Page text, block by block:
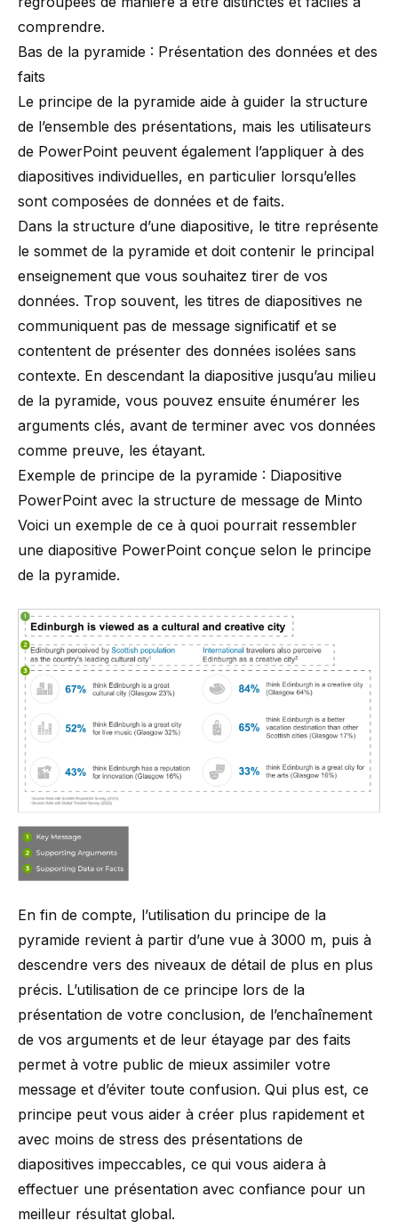
comprendre.
Bas de la pyramide : Présentation des données et des
faits
Le principe de la pyramide aide à guider la structure
de l’ensemble des présentations, mais les utilisateurs
de PowerPoint peuvent également l’appliquer à des
diapositives individuelles, en particulier lorsqu’elles
sont composées de données et de faits.
Dans la structure d’une diapositive, le titre représente
le sommet de la pyramide et doit contenir le principal
enseignement que vous souhaitez tirer de vos
données. Trop souvent, les titres de diapositives ne
communiquent pas de message significatif et se
contentent de présenter des données isolées sans
contexte. En descendant la diapositive jusqu’au milieu
de la pyramide, vous pouvez ensuite énumérer les
arguments clés, avant de terminer avec vos données
comme preuve, les étayant.
Exemple de principe de la pyramide : Diapositive
PowerPoint avec la structure de message de Minto
Voici un exemple de ce à quoi pourrait ressembler
une diapositive PowerPoint conçue selon le principe
de la pyramide.
En fin de compte, l’utilisation du principe de la
pyramide revient à partir d’une vue à 3000 m, puis à
descendre vers des niveaux de détail de plus en plus
précis. L’utilisation de ce principe lors de la
présentation de votre conclusion, de l’enchaînement
de vos arguments et de leur étayage par des faits
permet à votre public de mieux assimiler votre
message et d’éviter toute confusion. Qui plus est, ce
principe peut vous aider à créer plus rapidement et
avec moins de stress des présentations de
diapositives impeccables, ce qui vous aidera à
effectuer une présentation avec confiance pour un
meilleur résultat global.